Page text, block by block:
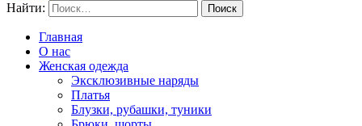
Найти:
Главная
О нас
Женская одежда
Эксклюзивные наряды
Платья
Блузки, рубашки, туники